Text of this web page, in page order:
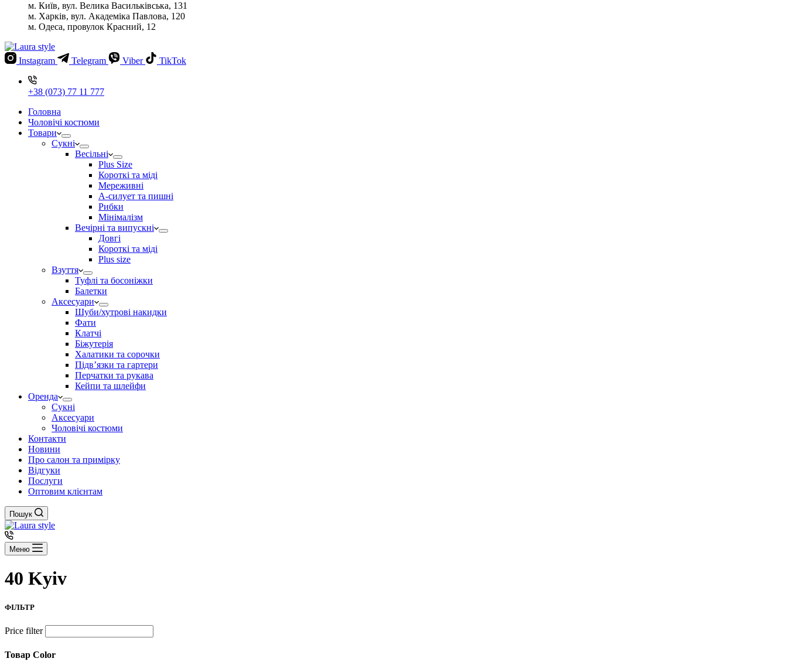
м. Київ, вул. Велика Васильківська, 131
м. Харків, вул. Академіка Павлова, 120
м. Одеса, провулок Красний, 12
Instagram Telegram Viber TikTok
+38 (073) 77 11 777
Головна
Чоловічі костюми
Товари
Сукні
Весільні
Plus Size
Короткі та міді
Мереживні
А-силует та пишні
Рибки
Мінімалізм
Вечірні та випускні
Довгі
Короткі та міді
Plus size
Взуття
Туфлі та босоніжки
Балетки
Аксесуари
Шуби/хутрові накидки
Фати
Клатчі
Біжутерія
Халатики та сорочки
Підвʼязки та гартери
Перчатки та рукава
Кейпи та шлейфи
Оренда
Сукні
Аксесуари
Чоловічі костюми
Контакти
Новини
Про салон та примірку
Відгуки
Послуги
Оптовим клієнтам
Пошук
Меню
40 Kyiv
ФІЛЬТР
Price filter
Товар Color